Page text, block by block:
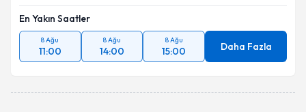
En Yakın Saatler
8 Ağu
11:00
8 Ağu
14:00
8 Ağu
15:00 Daha Fazla